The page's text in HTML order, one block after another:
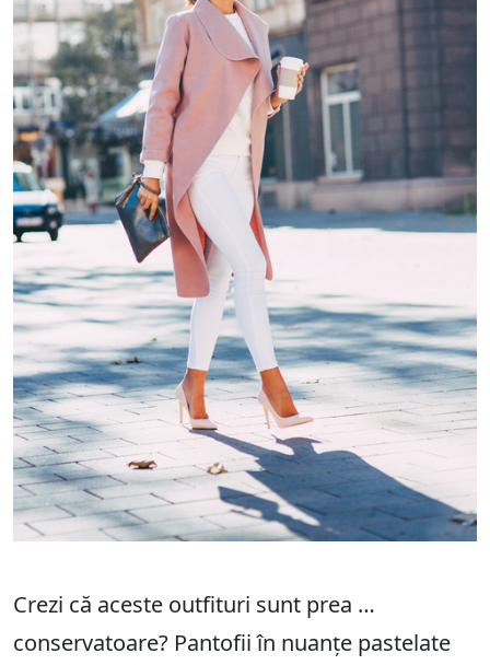
Crezi că aceste outfituri sunt prea …
conservatoare? Pantofii în nuanțe pastelate